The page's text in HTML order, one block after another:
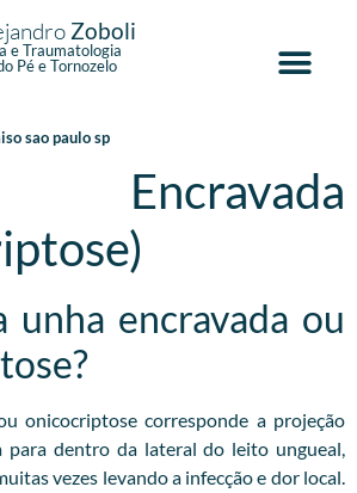
Zoboli
e Traumatologia
Pé e Tornozelo
sao paulo sp
Encravada
unha encravada ou
onicocriptose corresponde a projeção
para dentro da lateral do leito ungueal,
vezes levando a infecção e dor local.